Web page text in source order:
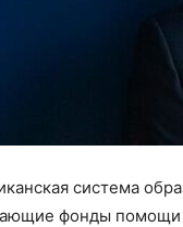
система
фонды помощи